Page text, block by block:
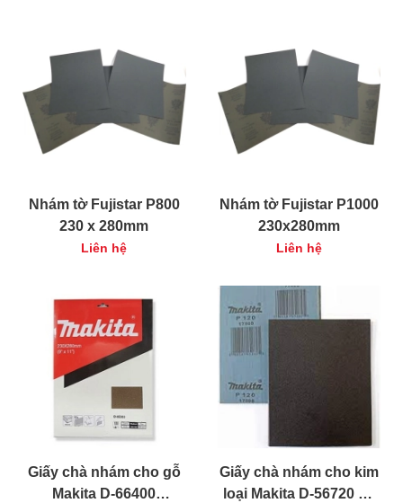
Nhám tờ Fujistar P800
230 x 280mm
Liên hệ
Nhám tờ Fujistar P1000
230x280mm
Liên hệ
Giấy chà nhám cho gỗ
Makita D-66400
Giấy chà nhám cho kim
loại Makita D-56720 50